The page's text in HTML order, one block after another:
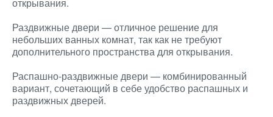
Раздвижные двери — отличное решение для
небольших ванных комнат, так как не требуют
дополнительного пространства для открывания.
Распашно-раздвижные двери — комбинированный
вариант, сочетающий в себе удобство распашных и
раздвижных дверей.